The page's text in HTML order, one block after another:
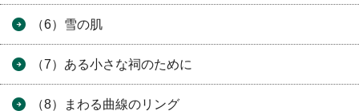
（6）雪の肌
（7）ある小さな祠のために
（8）まわる曲線のリング